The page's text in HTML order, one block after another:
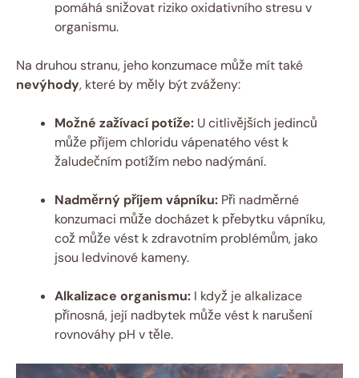
pomáhá snižovat riziko oxidativního stresu v
organismu.
Na druhou stranu, jeho konzumace může mít také
nevýhody, které by měly být zváženy:
Možné zažívací potíže: U citlivějších jedinců
může příjem chloridu vápenatého vést k
žaludečním potížím nebo nadýmání.
Nadměrný příjem vápníku: Při nadměrné
konzumaci může docházet k přebytku vápníku,
což může vést k zdravotním problémům, jako
jsou ledvinové kameny.
Alkalizace organismu: I když je alkalizace
přínosná, její nadbytek může vést k narušení
rovnováhy pH v těle.